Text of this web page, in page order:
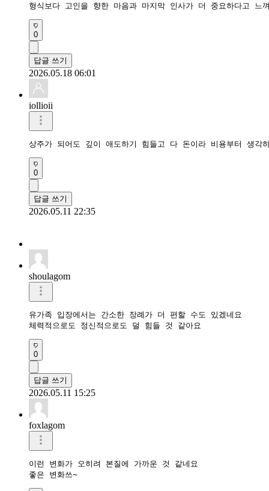
형식보다 고인을 향한 마음과 마지막 인사가 더 중요하다고
0
답글 쓰기
2026.05.18 06:01
iollioii
상주가 되어도 깊이 애도하기 힘들고 다 돈이라 비용부터 생각
0
답글 쓰기
2026.05.11 22:35
shoulagom
유가족 입장에서는 간소한 장례가 더 편할 수도 있겠네요
체력적으로도 정신적으로도 덜 힘들 것 같아요
0
답글 쓰기
2026.05.11 15:25
foxlagom
이런 변화가 오히려 본질에 가까운 것 같네요
좋은 변화쓰~